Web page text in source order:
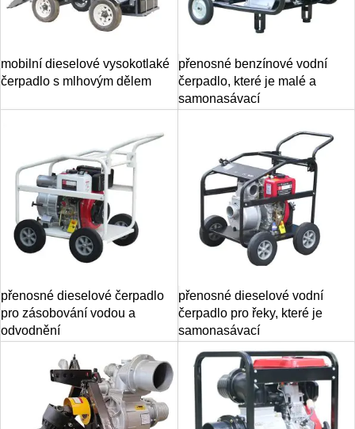
mobilní dieselové vysokotlaké
čerpadlo s mlhovým dělem
přenosné benzínové vodní
čerpadlo, které je malé a
samonasávací
přenosné dieselové čerpadlo
pro zásobování vodou a
odvodnění
přenosné dieselové vodní
čerpadlo pro řeky, které je
samonasávací